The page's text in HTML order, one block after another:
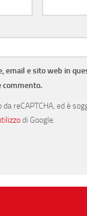
email e sito web in
commento.
reCAPTCHA, ed è
di Google.